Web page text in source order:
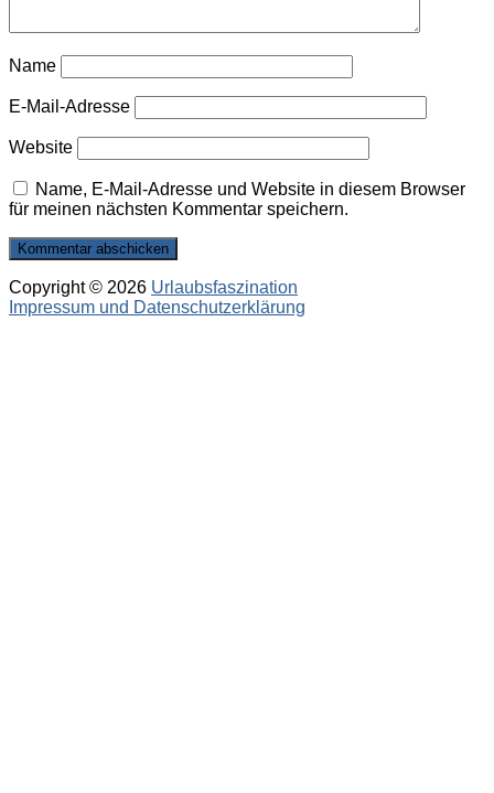
Name
E-Mail-Adresse
Website
Name, E-Mail-Adresse und Website in diesem Browser
für meinen nächsten Kommentar speichern.
Copyright © 2026 Urlaubsfaszination
Impressum und Datenschutzerklärung